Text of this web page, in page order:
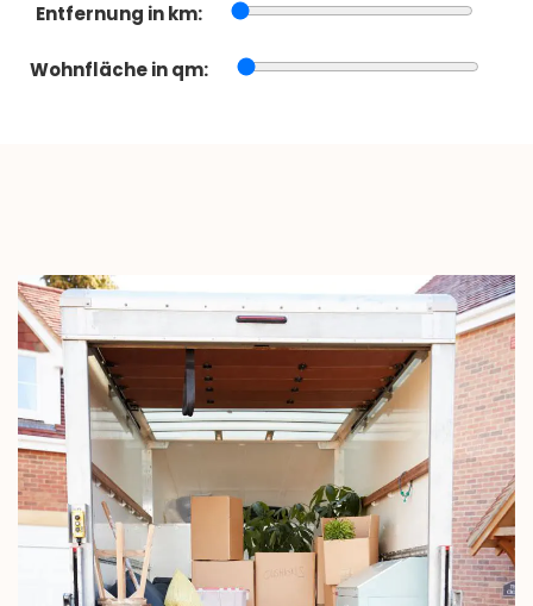
Entfernung in km:
Wohnfläche in qm: